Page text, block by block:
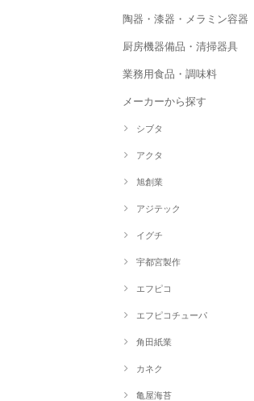
陶器・漆器・メラミン容器
厨房機器備品・清掃器具
業務用食品・調味料
メーカーから探す
シブタ
アクタ
旭創業
アジテック
イグチ
宇都宮製作
エフピコ
エフピコチューパ
角田紙業
カネク
亀屋海苔